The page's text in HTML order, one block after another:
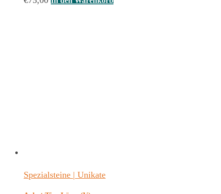
Spezialsteine | Unikate